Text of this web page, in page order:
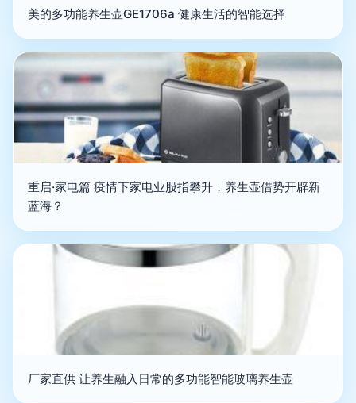
美的多功能养生壶GE1706a 健康生活的智能选择
重启·家电篇 疫情下家电业股指攀升，养生壶借势开辟新
蓝海？
厂家直供 让养生融入日常的多功能智能玻璃养生壶